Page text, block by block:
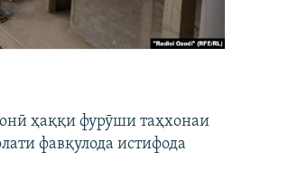
ҳаққи фурӯши таҳхонаи
фавқулода истифода